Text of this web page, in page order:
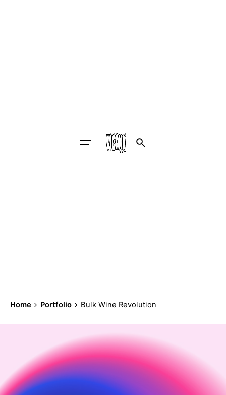
Home Portfolio Bulk Wine Revolution